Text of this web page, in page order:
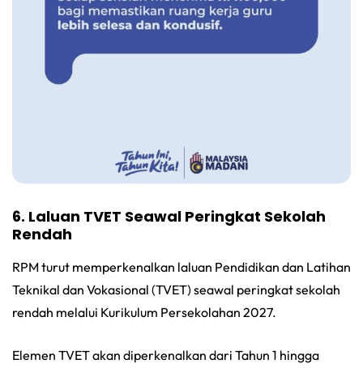
6. Laluan TVET Seawal Peringkat Sekolah
Rendah
RPM turut memperkenalkan laluan Pendidikan dan Latihan
Teknikal dan Vokasional (TVET) seawal peringkat sekolah
rendah melalui Kurikulum Persekolahan 2027.
Elemen TVET akan diperkenalkan dari Tahun 1 hingga